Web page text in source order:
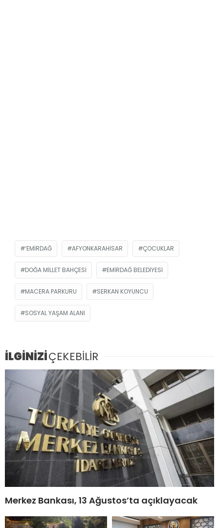
‘EMIRDAĞ AFYONKARAHISAR ÇOCUKLAR
DOĞA MILLET BAHÇESI EMIRDAĞ BELEDIYESI
MACERA PARKURU SERKAN KOYUNCU
SOSYAL YAŞAM ALANI
İLGİNİZİÇEKEBİLİR
Merkez Bankası, 13 Ağustos’ta açıklayacak